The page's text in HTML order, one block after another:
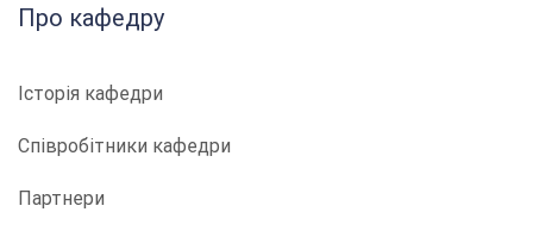
Про кафедру
Історія кафедри
Співробітники кафедри
Партнери